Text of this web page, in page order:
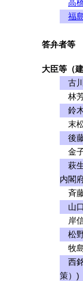
高
福
答弁者等
大臣等（
古
林
鈴
末
後
金
萩
内閣
斉
山
岸
松
牧
西
策）)